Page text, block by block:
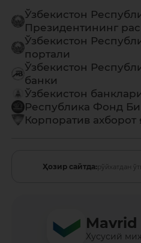
Ўзбекистон
Президентининг
Ўзбекистон
портали
Ўзбекистон
банки
Ўзбекистон
Республика Фонд
Корпоратив ахборот
Ҳозир сайтда:рўйхатдан
Mavrid
Хусусий